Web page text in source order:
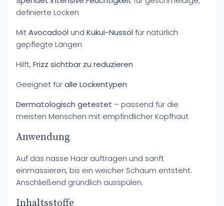
definierte Locken
MitAvocadoöl und Kukui-Nussöl für natürlich
gepflegte Längen
Hilft, Frizz sichtbar zu reduzieren
Geeignet füralle Lockentypen
Dermatologisch getestet – passend für die
meisten Menschen mit empfindlicher Kopfhaut
Anwendung
Auf das nasse Haar auftragen und sanft
einmassieren, bis ein weicher Schaum entsteht.
Anschließend gründlich ausspülen.
Inhaltsstoffe